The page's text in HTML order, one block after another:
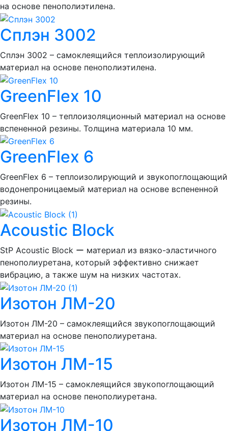
на основе пенополиэтилена.
Сплэн 3002
Сплэн 3002 – самоклеящийся теплоизолирующий
материал на основе пенополиэтилена.
GreenFlex 10
GreenFlex 10 – теплоизоляционный материал на основе
вспененной резины. Толщина материала 10 мм.
GreenFlex 6
GreenFlex 6 – теплоизолирующий и звукопоглощающий
водонепроницаемый материал на основе вспененной
резины.
Acoustic Block
StP Acoustic Block ー материал из вязко-эластичного
пенополиуретана, который эффективно снижает
вибрацию, а также шум на низких частотах.
Изотон ЛМ-20
Изотон ЛМ-20 – самоклеящийся звукопоглощающий
материал на основе пенополиуретана.
Изотон ЛМ-15
Изотон ЛМ-15 – самоклеящийся звукопоглощающий
материал на основе пенополиуретана.
Изотон ЛМ-10